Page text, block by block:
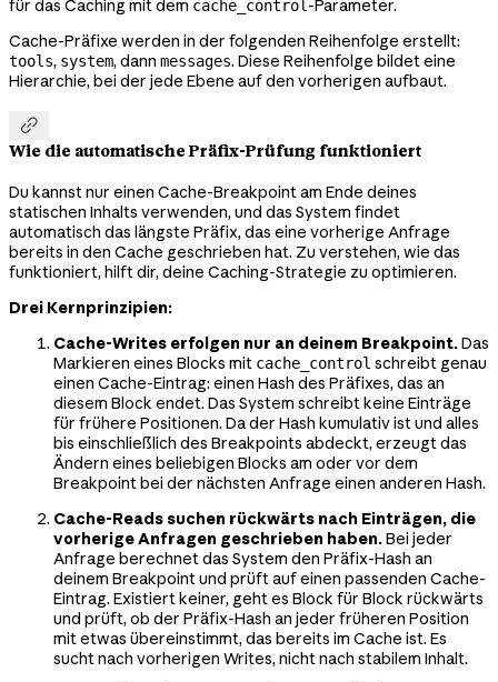
für das Caching mit dem cache_control -Parameter.
Cache-Präfixe werden in der folgenden Reihenfolge erstellt:
tools, system, dann messages. Diese Reihenfolge bildet eine
Hierarchie, bei der jede Ebene auf den vorherigen aufbaut.

Wie die automatische Präfix-Prüfung funktioniert
Du kannst nur einen Cache-Breakpoint am Ende deines
statischen Inhalts verwenden, und das System findet
automatisch das längste Präfix, das eine vorherige Anfrage
bereits in den Cache geschrieben hat. Zu verstehen, wie das
funktioniert, hilft dir, deine Caching-Strategie zu optimieren.
Drei Kernprinzipien:
Cache-Writes erfolgen nur an deinem Breakpoint.Das
Markieren eines Blocks mit cache_control schreibt genau
einen Cache-Eintrag: einen Hash des Präfixes, das an
diesem Block endet. Das System schreibt keine Einträge
für frühere Positionen. Da der Hash kumulativ ist und alles
bis einschließlich des Breakpoints abdeckt, erzeugt das
Ändern eines beliebigen Blocks am oder vor dem
Breakpoint bei der nächsten Anfrage einen anderen Hash.
Cache-Reads suchen rückwärts nach Einträgen, die
vorherige Anfragen geschrieben haben.Bei jeder
Anfrage berechnet das System den Präfix-Hash an
deinem Breakpoint und prüft auf einen passenden Cache-
Eintrag. Existiert keiner, geht es Block für Block rückwärts
und prüft, ob der Präfix-Hash an jeder früheren Position
mit etwas übereinstimmt, das bereits im Cache ist. Es
sucht nach vorherigen Writes, nicht nach stabilem Inhalt.